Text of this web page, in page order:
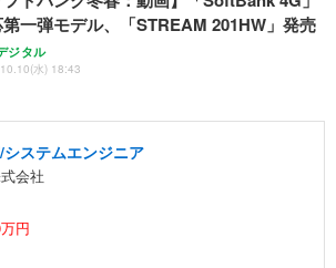
一弾モデル、「STREAM 201HW」発売
ジタル
水) 18:43
ステムエンジニア
会社
円